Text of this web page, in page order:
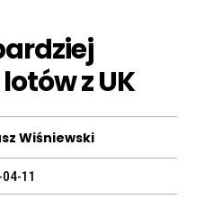
z UK
Wiśniewski
11